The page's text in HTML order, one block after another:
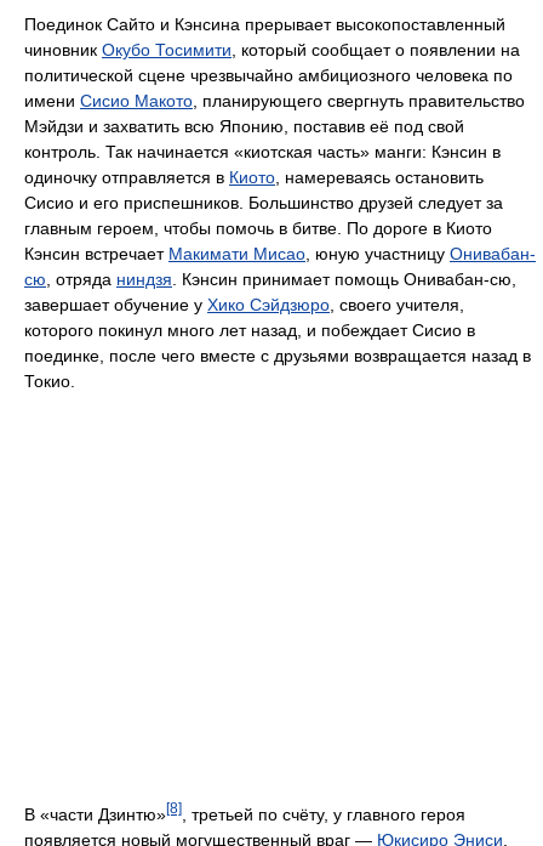
Поединок Сайто и Кэнсина прерывает высокопоставленный
чиновник Окубо Тосимити , который сообщает о появлении на
политической сцене чрезвычайно амбициозного человека по
имени Сисио Макото , планирующего свергнуть правительство
Мэйдзи и захватить всю Японию, поставив её под свой
контроль. Так начинается «киотская часть» манги: Кэнсин в
одиночку отправляется в Киото , намереваясь остановить
Сисио и его приспешников. Большинство друзей следует за
главным героем, чтобы помочь в битве. По дороге в Киото
Кэнсин встречает Макимати Мисао , юную участницу Онивабан-
сю , отряда ниндзя . Кэнсин принимает помощь Онивабан-сю,
завершает обучение у Хико Сэйдзюро , своего учителя,
которого покинул много лет назад, и побеждает Сисио в
поединке, после чего вместе с друзьями возвращается назад в
Токио.
В «части Дзинтю»[8]
, третьей по счёту, у главного героя
появляется новый могущественный враг — Юкисиро Эниси